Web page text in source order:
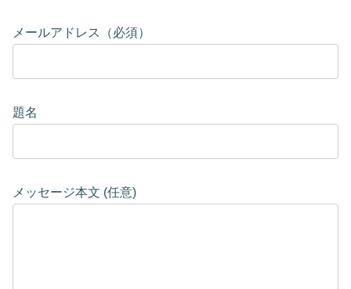
メールアドレス（必須）
題名
メッセージ本文 (任意)